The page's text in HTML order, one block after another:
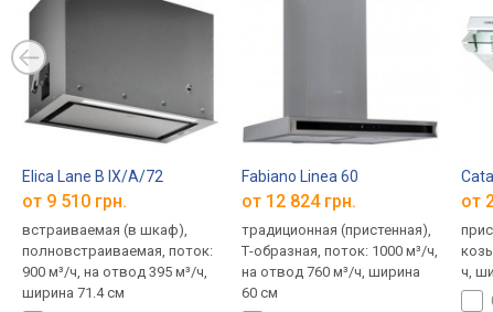
Elica Lane B IX/A/72
от 9 510 грн.
встраиваемая (в шкаф),
полновстраиваемая, поток:
900 м³/ч, на отвод 395 м³/ч,
ширина 71.4 см
Fabiano Linea 60
от 12 824 грн.
традиционная (пристенная),
Т-образная, поток: 1000 м³/ч,
на отвод 760 м³/ч, ширина
60 см
от
ч,